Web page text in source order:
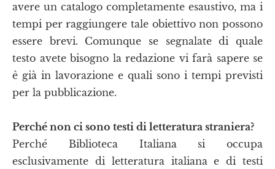
avere un catalogo completamente esaustivo, ma i
tempi per raggiungere tale obiettivo non possono
essere brevi. Comunque se segnalate di quale
testo avete bisogno la redazione vi farà sapere se
è già in lavorazione e quali sono i tempi previsti
per la pubblicazione.
Perché non ci sono testi di letteratura straniera?
Perché Biblioteca Italiana si occupa
esclusivamente di letteratura italiana e di testi